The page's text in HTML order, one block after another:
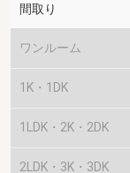
間取り
ワンルーム
1K・1DK
1LDK・2K・2DK
2LDK・3K・3DK